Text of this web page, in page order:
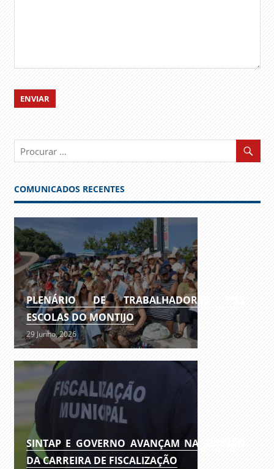
COMUNICADOS RECENTES
PLENÁRIO DE TRABALHADORES DAS
ESCOLAS DO MONTIJO
29 Junho, 2026
SINTAP E GOVERNO AVANÇAM NA REVISÃO
DA CARREIRA DE FISCALIZAÇÃO